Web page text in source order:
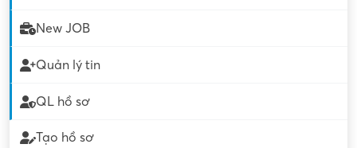
New JOB
Quản lý tin
QL hồ sơ
Tạo hồ sơ